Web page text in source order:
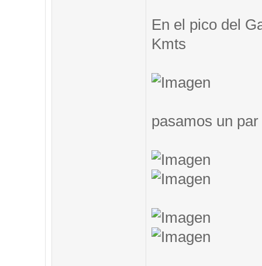
En el pico del
Kmts
pasamos un